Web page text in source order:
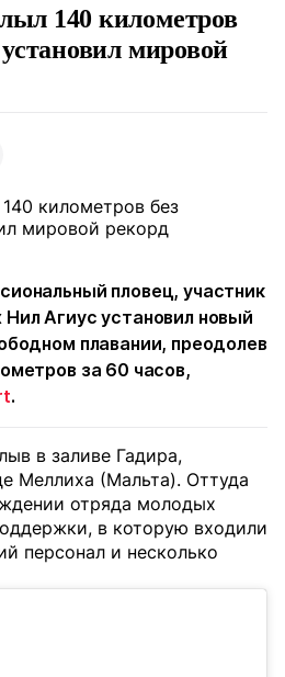
140 километров
мировой
пловец, участник
Агиус установил новый
плавании, преодолев
за 60 часов,
.
в заливе Гадира,
Меллиха (Мальта). Оттуда
отряда молодых
в которую входили
персонал и несколько